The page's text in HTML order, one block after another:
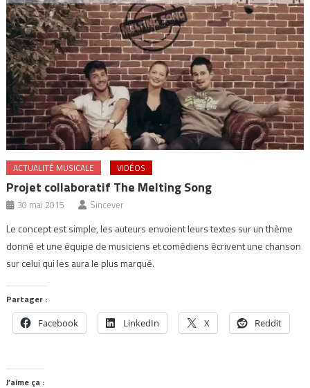
ACTUALITÉ MUSICALE VIDÉOS
Projet collaboratif The Melting Song
30 mai 2015 Sincever
Le concept est simple, les auteurs envoient leurs textes sur un thème
donné et une équipe de musiciens et comédiens écrivent une chanson
sur celui qui les aura le plus marqué.
Partager :
Facebook LinkedIn X Reddit
J’aime ça :